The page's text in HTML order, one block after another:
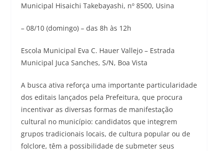
Municipal Hisaichi Takebayashi, nº 8500, Usina
– 08/10 (domingo) – das 8h às 12h
Escola Municipal Eva C. Hauer Vallejo – Estrada
Municipal Juca Sanches, S/N, Boa Vista
A busca ativa reforça uma importante particularidade
dos editais lançados pela Prefeitura, que procura
incentivar as diversas formas de manifestação
cultural no município: candidatos que integrem
grupos tradicionais locais, de cultura popular ou de
folclore, têm a possibilidade de submeter seus